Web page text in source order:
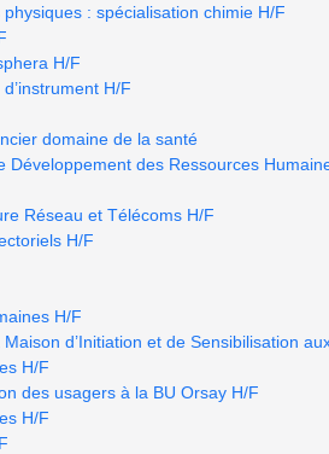
: spécialisation chimie H/F
H/F
H/F
domaine de la santé
Développement des Ressources
Réseau et Télécoms H/F
H/F
H/F
d’Initiation et de Sensibilisation
H/F
des usagers à la BU Orsay H/F
H/F